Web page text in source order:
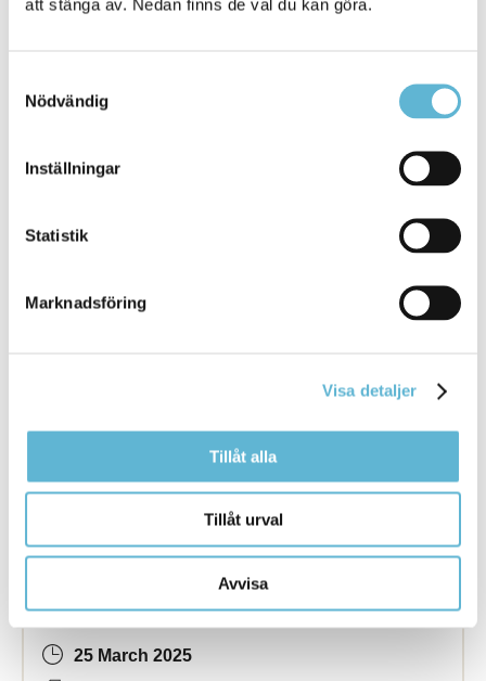
att stänga av. Nedan finns de val du kan göra.
Nödvändig
Inställningar
Statistik
Marknadsföring
Visa detaljer
Tillåt alla
Tillåt urval
Avvisa
Dalaskolan
Dalaskolan
Norra Alvikenskolan Näsums
12 August 2025
Grundskolan är till för alla barn mellan sex och
påDalaskolanNorra och för de äldre påDalaskolan
Södra. I kommunen finns inga
Bromölla Kommun
Elevhälsans psykosociala insats
25 March 2025